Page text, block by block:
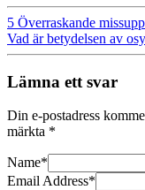
5 Överraskande
Vad är betydelsen av
Lämna ett svar
Din e-postadress
märkta *
Name*
Email Address*